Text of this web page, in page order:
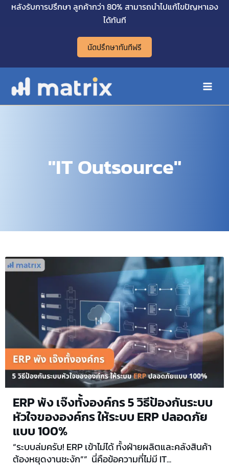
Skipหลังรับการปรึกษา ลูกค้ากว่า 80% สามารถนำไปแก้ไขปัญหาเอง
ได้ทันที
นัดปรึกษาทันทีฟรี
Main
"IT Outsource"
ERP พัง เจ๊งทั้งองค์กร 5 วิธีป้องกันระบบ
หัวใจขององค์กร ให้ระบบ ERP ปลอดภัย
แบบ 100%
“ระบบล่มครับ! ERP เข้าไม่ได้ ทั้งฝ่ายผลิตและคลังสินค้า
ต้องหยุดงานชะงัก”” นี่คือข้อความที่ไม่มี IT...